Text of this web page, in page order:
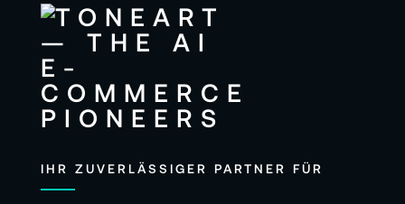
IHR ZUVERLÄSSIGER PARTNER FÜR